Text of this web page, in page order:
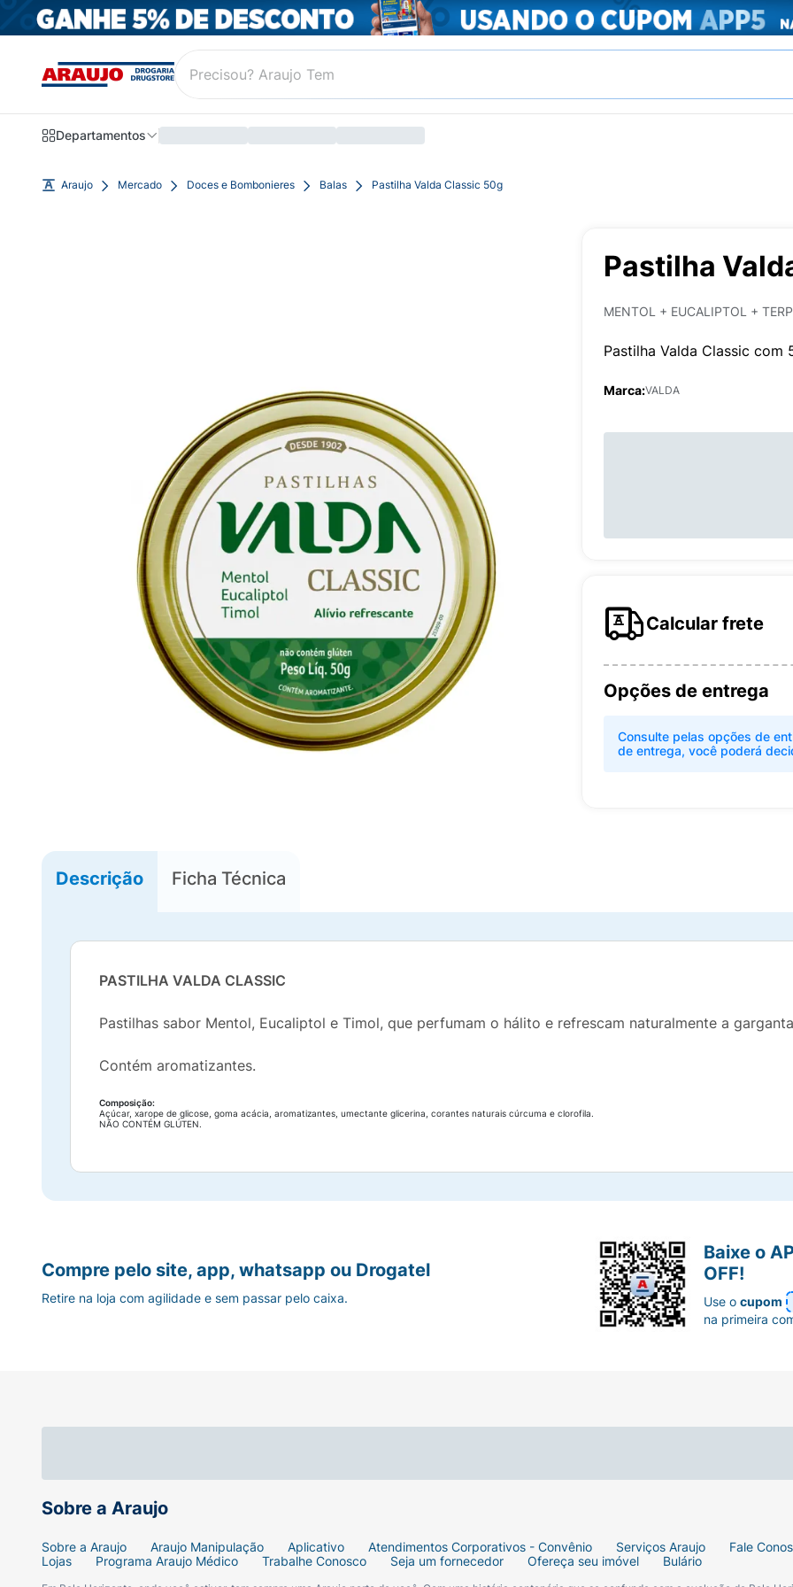
Departamentos
Araujo Mercado Doces e Bombonieres Balas Pastilha Valda Classic 50g
Pastilha
MENTOL + EUCALIPTOL +
Pastilha Valda Classic com
Marca:VALDA
Calcular frete
Opções de entrega
Consulte pelas opções de
de entrega, você poderá
Descrição Ficha Técnica
PASTILHA VALDA CLASSIC
Pastilhas sabor Mentol, Eucaliptol e Timol, que perfumam o hálito e refrescam naturalmente a
Contém aromatizantes.
Composição:
Açúcar, xarope de glicose, goma acácia, aromatizantes, umectante glicerina, corantes naturais cúrcuma e clorofila.
NÃO CONTÉM GLÚTEN.
Sobre a Araujo
Sobre a Araujo Araujo Manipulação Aplicativo Atendimentos Corporativos - Convênio Serviços Araujo
Fale
Lojas
Programa Araujo Médico Trabalhe Conosco Seja um fornecedor Ofereça seu imóvel Bulário
Compre pelo site, app, whatsapp ou Drogatel
Retire na loja com agilidade e sem passar pelo caixa.
Baixe o
OFF!
Use ocupom
na primeira